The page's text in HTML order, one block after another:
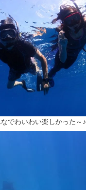
でわいわい楽しかった～♪